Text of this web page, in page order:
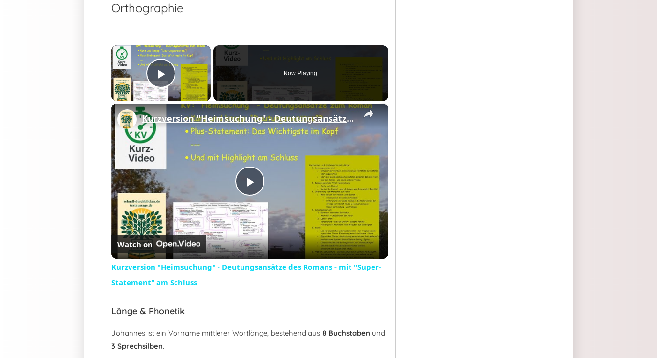
Orthographie
×
Play Video
Now Playing
×
Play
Video
Kurzversion "Heimsuchung" - Deutungsansätze des Romans - mit "Super-Statement" am Schluss
Watch on
Kurzversion "Heimsuchung" - Deutungsansätze des Romans - mit "Super-
Statement" am Schluss
Länge & Phonetik
Johannes ist ein Vorname mittlerer Wortlänge, bestehend aus 8 Buchstaben und
3 Sprechsilben.